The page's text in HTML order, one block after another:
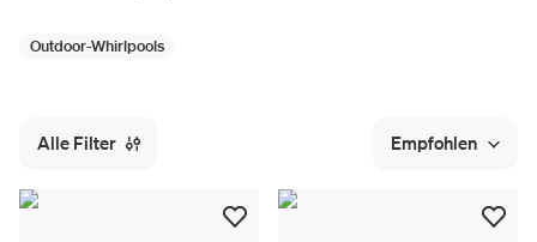
Outdoor-Whirlpools
Alle Filter Empfohlen